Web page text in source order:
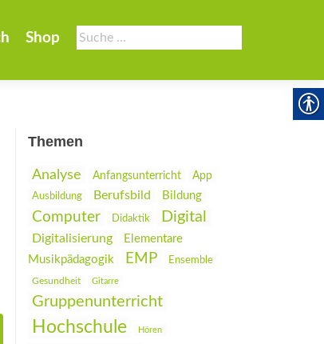
Suche
nach:
Shop
Themen
Analyse Anfangsunterricht
App
Ausbildung
Berufsbild Bildung
Computer Didaktik Digital
Digitalisierung
Elementare
Musikpädagogik
EMP Ensemble
Gesundheit Gitarre
Gruppenunterricht
Hochschule Hören